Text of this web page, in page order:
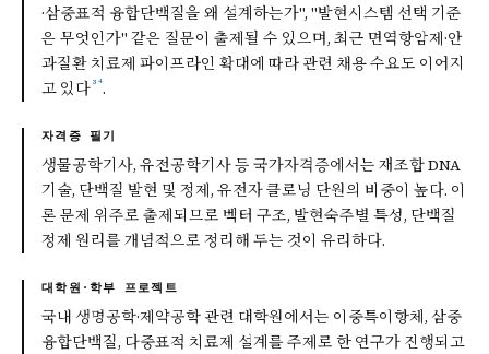
·삼중표적 융합단백질을 왜 설계하는가", "발현시스템 선택 기준
은 무엇인가" 같은 질문이 출제될 수 있으며, 최근 면역항암제·안
과질환 치료제 파이프라인 확대에 따라 관련 채용 수요도 이어지
고 있다³⁴.
자격증 필기
생물공학기사, 유전공학기사 등 국가자격증에서는 재조합 DNA
기술, 단백질 발현 및 정제, 유전자 클로닝 단원의 비중이 높다. 이
론 문제 위주로 출제되므로 벡터 구조, 발현숙주별 특성, 단백질
정제 원리를 개념적으로 정리해 두는 것이 유리하다.
대학원·학부 프로젝트
국내 생명공학·제약공학 관련 대학원에서는 이중특이항체, 삼중
융합단백질, 다중표적 치료제 설계를 주제로 한 연구가 진행되고